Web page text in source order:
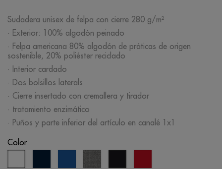
Sudadera unisex de felpa con cierre 280 g/m²
· Exterior: 100% algodón peinado
· Felpa americana 80% algodón de práticas de origen
sostenible, 20% poliéster reciclado
· Interior cardado
· Dos bolsillos laterals
· Cierre insertado con cremallera y tirador
· tratamiento enzimático
· Puños y parte inferior del artículo en canalé 1x1
Color